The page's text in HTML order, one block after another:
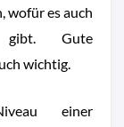
wofür es auch
Gute
wichtig.
einer